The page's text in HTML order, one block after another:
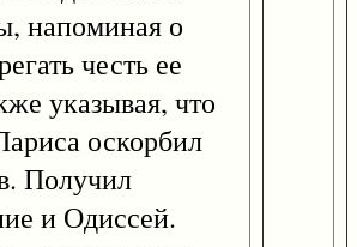
напоминая о
честь ее
указывая, что
оскорбил
Получил
и Одиссей.